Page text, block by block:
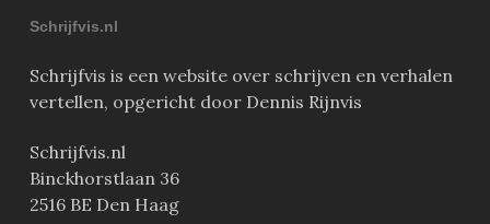
Schrijfvis.nl
Schrijfvis is een website over schrijven en verhalen
vertellen, opgericht door Dennis Rijnvis
Schrijfvis.nl
Binckhorstlaan 36
2516 BE Den Haag